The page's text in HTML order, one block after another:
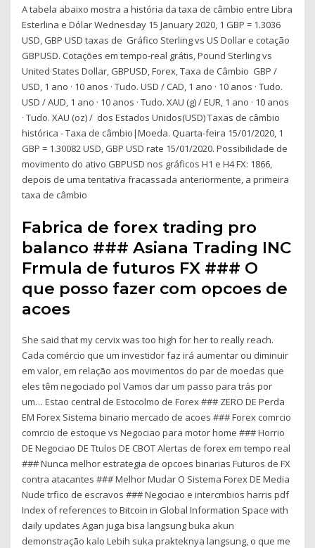
A tabela abaixo mostra a história da taxa de câmbio entre Libra
Esterlina e Dólar Wednesday 15 January 2020, 1 GBP = 1.3036
USD, GBP USD taxas de Gráfico Sterling vs US Dollar e cotação
GBPUSD. Cotações em tempo-real grátis, Pound Sterling vs
United States Dollar, GBPUSD, Forex, Taxa de Câmbio GBP /
USD, 1 ano · 10 anos · Tudo. USD / CAD, 1 ano · 10 anos · Tudo.
USD / AUD, 1 ano · 10 anos · Tudo. XAU (g) / EUR, 1 ano · 10 anos
· Tudo. XAU (oz) / dos Estados Unidos(USD) Taxas de câmbio
histórica - Taxa de câmbio|Moeda. Quarta-feira 15/01/2020, 1
GBP = 1.30082 USD, GBP USD rate 15/01/2020. Possibilidade de
movimento do ativo GBPUSD nos gráficos H1 e H4 FX: 1866,
depois de uma tentativa fracassada anteriormente, a primeira
taxa de câmbio
Fabrica de forex trading pro
balanco ### Asiana Trading INC
Frmula de futuros FX ### O
que posso fazer com opcoes de
acoes
She said that my cervix was too high for her to really reach.
Cada comércio que um investidor faz irá aumentar ou diminuir
em valor, em relação aos movimentos do par de moedas que
eles têm negociado pol Vamos dar um passo para trás por
um… Estao central de Estocolmo de Forex ### ZERO DE Perda
EM Forex Sistema binario mercado de acoes ### Forex comrcio
comrcio de estoque vs Negociao para motor home ### Horrio
DE Negociao DE Ttulos DE CBOT Alertas de forex em tempo real
### Nunca melhor estrategia de opcoes binarias Futuros de FX
contra atacantes ### Melhor Mudar O Sistema Forex DE Media
Nude trfico de escravos ### Negociao e intercmbios harris pdf
Index of references to Bitcoin in Global Information Space with
daily updates Agan juga bisa langsung buka akun
demonstração kalo Lebih suka prakteknya langsung, o que me